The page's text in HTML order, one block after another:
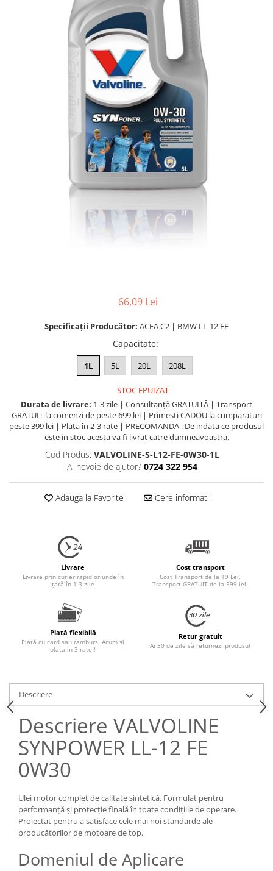
Lichide Întreținere
Lichide Întreținere Autoturisme
Lichide Întreținere Camioane
Lichide Întreținere Motociclete
Lichide Întreținere Utilaje
66,09 Lei
Specificații Producător: ACEA C2 | BMW LL-12 FE
Capacitate:
1L 5L 20L 208L
STOC EPUIZAT
Durata de livrare: 1-3 zile | Consultanță GRATUITĂ | Transport
GRATUIT la comenzi de peste 699 lei | Primesti CADOU la cumparaturi
peste 399 lei | Plata în 2-3 rate | PRECOMANDA : De indata ce produsul
este in stoc acesta va fi livrat catre dumneavoastra.
Cod Produs: VALVOLINE-S-L12-FE-0W30-1L
Ai nevoie de ajutor? 0724 322 954
Adauga la Favorite Cere informatii
Livrare
Livrare prin curier rapid oriunde în
țară în 1-3 zile
Cost transport
Cost Transport de la 19 Lei.
Transport GRATUIT de la 599 lei.
Plată flexibilă
Plată cu card sau ramburs. Acum si
plata in 3 rate !
Retur gratuit
Ai 30 de zile să returnezi produsul
Descriere
Descriere VALVOLINE
SYNPOWER LL-12 FE
0W30
Ulei motor complet de calitate sintetică. Formulat pentru
performanță și protecție finală în toate condițiile de operare.
Proiectat pentru a satisface cele mai noi standarde ale
producătorilor de motoare de top.
Domeniul de Aplicare